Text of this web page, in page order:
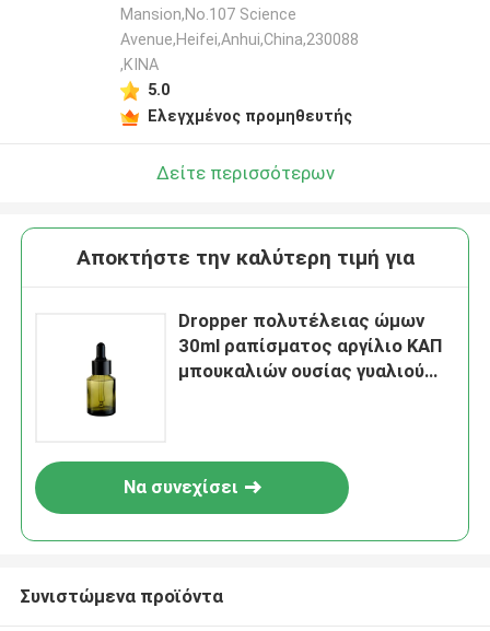
Mansion,No.107 Science
Avenue,Heifei,Anhui,China,230088
,ΚΙΝΑ
5.0
Ελεγχμένος προμηθευτής
Δείτε περισσότερων
Αποκτήστε την καλύτερη τιμή για
Dropper πολυτέλειας ώμων
30ml ραπίσματος αργίλιο ΚΑΠ
μπουκαλιών ουσίας γυαλιού
Να συνεχίσει
Συνιστώμενα προϊόντα